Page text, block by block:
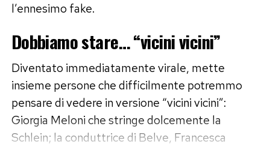
l’ennesimo fake.
Dobbiamo stare… “vicini vicini”
Diventato immediatamente virale, mette
insieme persone che difficilmente potremmo
pensare di vedere in versione “vicini vicini”:
Giorgia Meloni che stringe dolcemente la
Schlein; la conduttrice di Belve, Francesca